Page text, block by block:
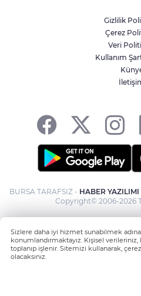
Gizlilik
Çerez
Veri
Kullanım
BURSA TARAFSIZ - HABER YAZILIMI
Copyright© 2006-2026
Sizlere daha iyi hizmet sunabilmek
konumlandırmaktayız. Kişisel verileriniz,
toplanıp işlenir. Sitemizi kullanarak,
olacaksınız.